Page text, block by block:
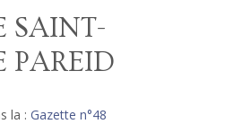
SAINT-
PAREID
la : Gazette n°48